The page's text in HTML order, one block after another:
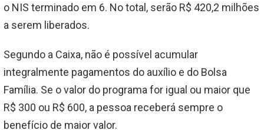
o NIS terminado em 6. No total, serão R$ 420,2 milhões
a serem liberados.
Segundo a Caixa, não é possível acumular
integralmente pagamentos do auxílio e do Bolsa
Família. Se o valor do programa for igual ou maior que
R$ 300 ou R$ 600, a pessoa receberá sempre o
benefício de maior valor.